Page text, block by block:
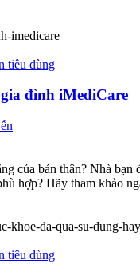
tiêu dùng
đình iMediCare
của bản thân? Nhà bạn
hợp? Hãy tham khảo
tiêu dùng